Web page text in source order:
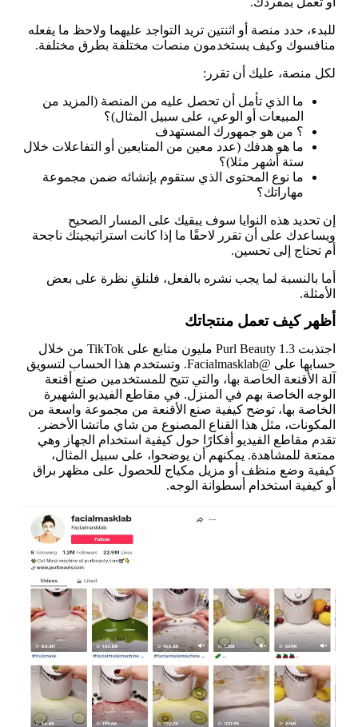
للبدء، حدد منصة أو اثنتين تريد التواجد عليهما ولاحظ ما يفعله
منافسوك وكيف يستخدمون منصات مختلفة بطرق مختلفة.
لكل منصة، عليك أن تقرر:
ما الذي تأمل أن تحصل عليه من المنصة (المزيد من
المبيعات أو الوعي، على سبيل المثال)؟
؟ من هو جمهورك المستهدف
ما هو هدفك (عدد معين من المتابعين أو التفاعلات خلال
ستة أشهر مثلا)؟
ما نوع المحتوى الذي ستقوم بإنشائه ضمن مجموعة
مهاراتك؟
إن تحديد هذه النوايا سوف يبقيك على المسار الصحيح
ويساعدك على أن تقرر لاحقًا ما إذا كانت استراتيجيتك ناجحة
أم تحتاج إلى تحسين.
أما بالنسبة لما يجب نشره بالفعل، فلنلقِ نظرة على بعض
الأمثلة.
أظهر كيف تعمل منتجاتك
اجتذبت Purl Beauty 1.3 مليون متابع على TikTok من خلال
حسابها على @Facialmasklab. وتستخدم هذا الحساب لتسويق
آلة الأقنعة الخاصة بها، والتي تتيح للمستخدمين صنع أقنعة
الوجه الخاصة بهم في المنزل. في مقاطع الفيديو الشهيرة
الخاصة بها، توضح كيفية صنع الأقنعة من مجموعة واسعة من
المكونات، مثل هذا القناع المصنوع من شاي ماتشا الأخضر.
تقدم مقاطع الفيديو أفكارًا حول كيفية استخدام الجهاز وهي
ممتعة للمشاهدة. يمكنهم أن يوضحوا، على سبيل المثال،
كيفية وضع منظف أو مزيل مكياج للحصول على مظهر براق
أو كيفية استخدام أسطوانة الوجه.